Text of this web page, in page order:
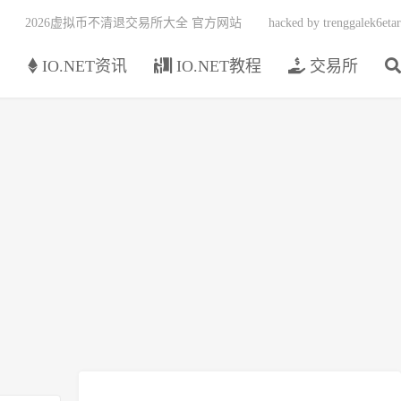
IO.NET资讯 IO.NET教程 交易所
2026虚拟币不清退交易所大全 官方网站 hacked by trenggalek6etar